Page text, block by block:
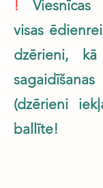
! Viesnīcas
visas
dzērieni,
(dzērieni
ballīte!